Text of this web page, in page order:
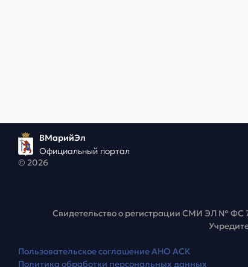
ВМарийЭл
Официальный портал
© 2026
Свидетельство о регистрации СМИ ЭЛ № ФС
Пользовательское соглашение АНО АСК
Политика обработки персональных данных